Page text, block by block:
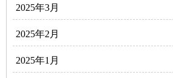
2025年3月
2025年2月
2025年1月